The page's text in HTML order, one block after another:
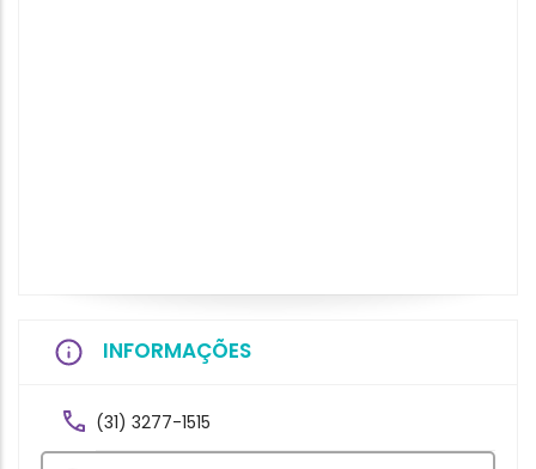
INFORMAÇÕES
(31) 3277-1515